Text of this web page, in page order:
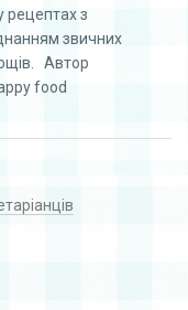
рецептах з
звичних
Автор
food